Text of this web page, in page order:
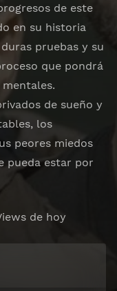
de este
en su historia
pruebas y su
que pondrá
de sueño y
los
peores miedos
pueda estar por
de hoy